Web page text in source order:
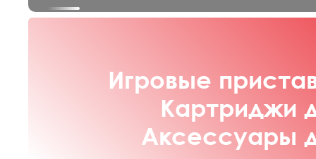
Игровые
Картриджи
Аксессуары